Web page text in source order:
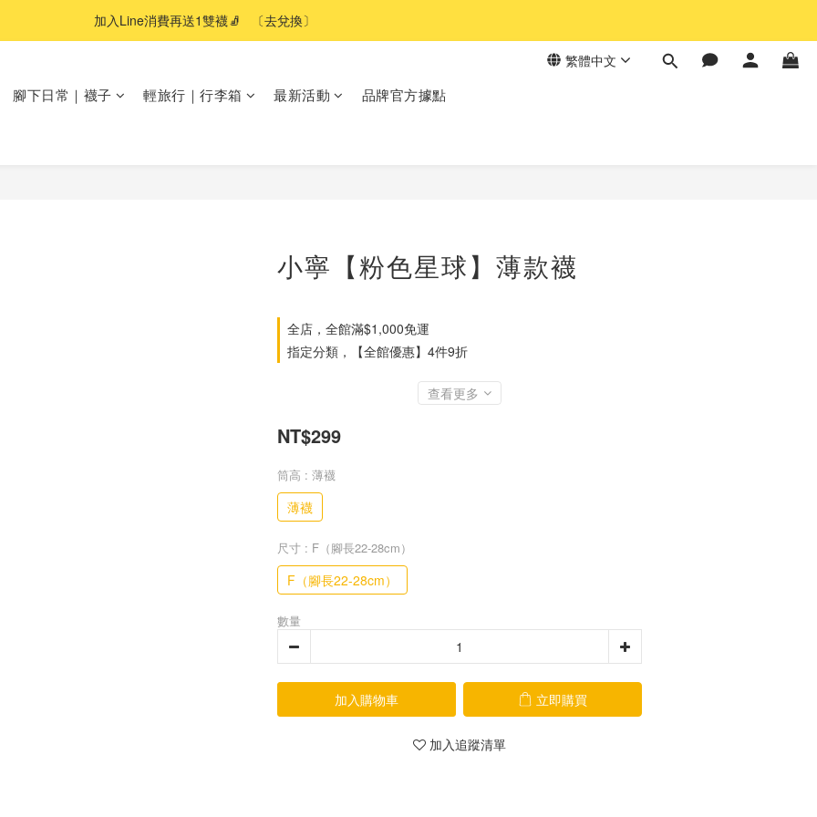
加入Line消費再送1雙襪🧦   〔去兌換〕
繁體中文
腳下日常｜襪子 輕旅行｜行李箱 最新活動 品牌官方據點
小寧【粉色星球】薄款襪
全店，全館滿$1,000免運
指定分類，【全館優惠】4件9折
查看更多
NT$299
筒高 : 薄襪
薄襪
尺寸 : F（腳長22-28cm）
F（腳長22-28cm）
數量
加入購物車 立即購買
加入追蹤清單